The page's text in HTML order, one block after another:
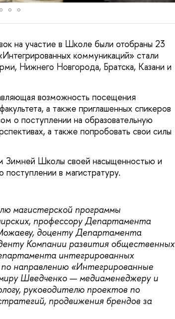
на участие в Школе были отобраны 23
коммуникаций» стали
Нижнего Новгорода, Братска, Казани и
возможность посещения
а также приглашенных спикеров
о поступлении на образовательную
а также попробовать свои силы
Зимней Школы своей насыщенностью и
в магистратуру.
магистерской программы
профессору Департамента
доценту Департамента
Компании развития общественных
интегрированных
направлению «Интегрированные
Шведченко — медиаменеджеру и
руководителю проектов по
продвижения брендов за